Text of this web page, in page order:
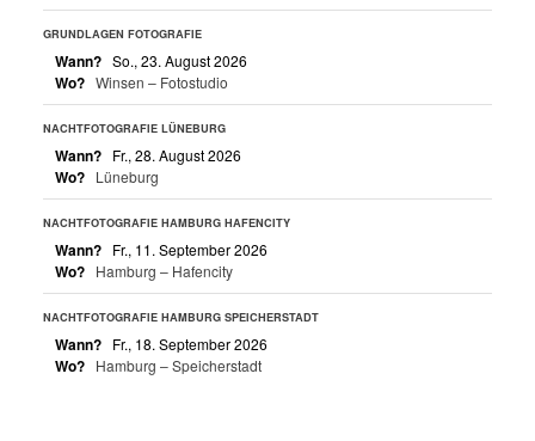
GRUNDLAGEN FOTOGRAFIE
Wann? So., 23. August 2026
Wo? Winsen – Fotostudio
NACHTFOTOGRAFIE LÜNEBURG
Wann? Fr., 28. August 2026
Wo? Lüneburg
NACHTFOTOGRAFIE HAMBURG HAFENCITY
Wann? Fr., 11. September 2026
Wo? Hamburg – Hafencity
NACHTFOTOGRAFIE HAMBURG SPEICHERSTADT
Wann? Fr., 18. September 2026
Wo? Hamburg – Speicherstadt